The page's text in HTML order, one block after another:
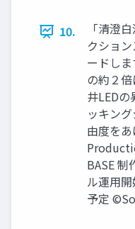
10.
「清澄
クショ
ードし
の約２
井LED
ッキン
由度を
BASE 制
ル運用
予定